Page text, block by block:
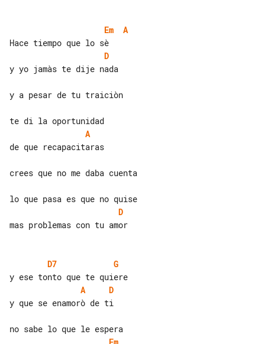
Em
A
D
y yo jamàs te dije nada
y a pesar de tu traiciòn
A
de que recapacitaras
crees que no me daba cuenta
D
mas problemas con tu amor
D7
G
A
D
y que se enamorò de ti